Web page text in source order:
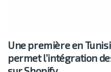
Une première en
permet l’intégration